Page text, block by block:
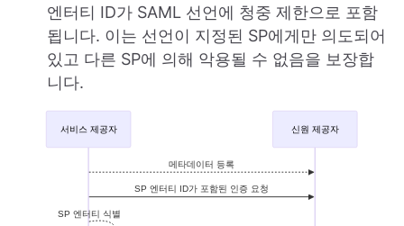
엔터티 ID가 SAML 선언에 청중 제한으로 포함
됩니다. 이는 선언이 지정된 SP에게만 의도되어
있고 다른 SP에 의해 악용될 수 없음을 보장합
니다.